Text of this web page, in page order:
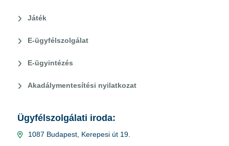
Játék
E-ügyfélszolgálat
E-ügyintézés
Akadálymentesítési nyilatkozat
Ügyfélszolgálati iroda:
1087 Budapest, Kerepesi út 19.